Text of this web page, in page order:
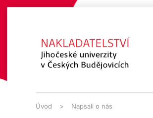
Úvod Napsali o nás